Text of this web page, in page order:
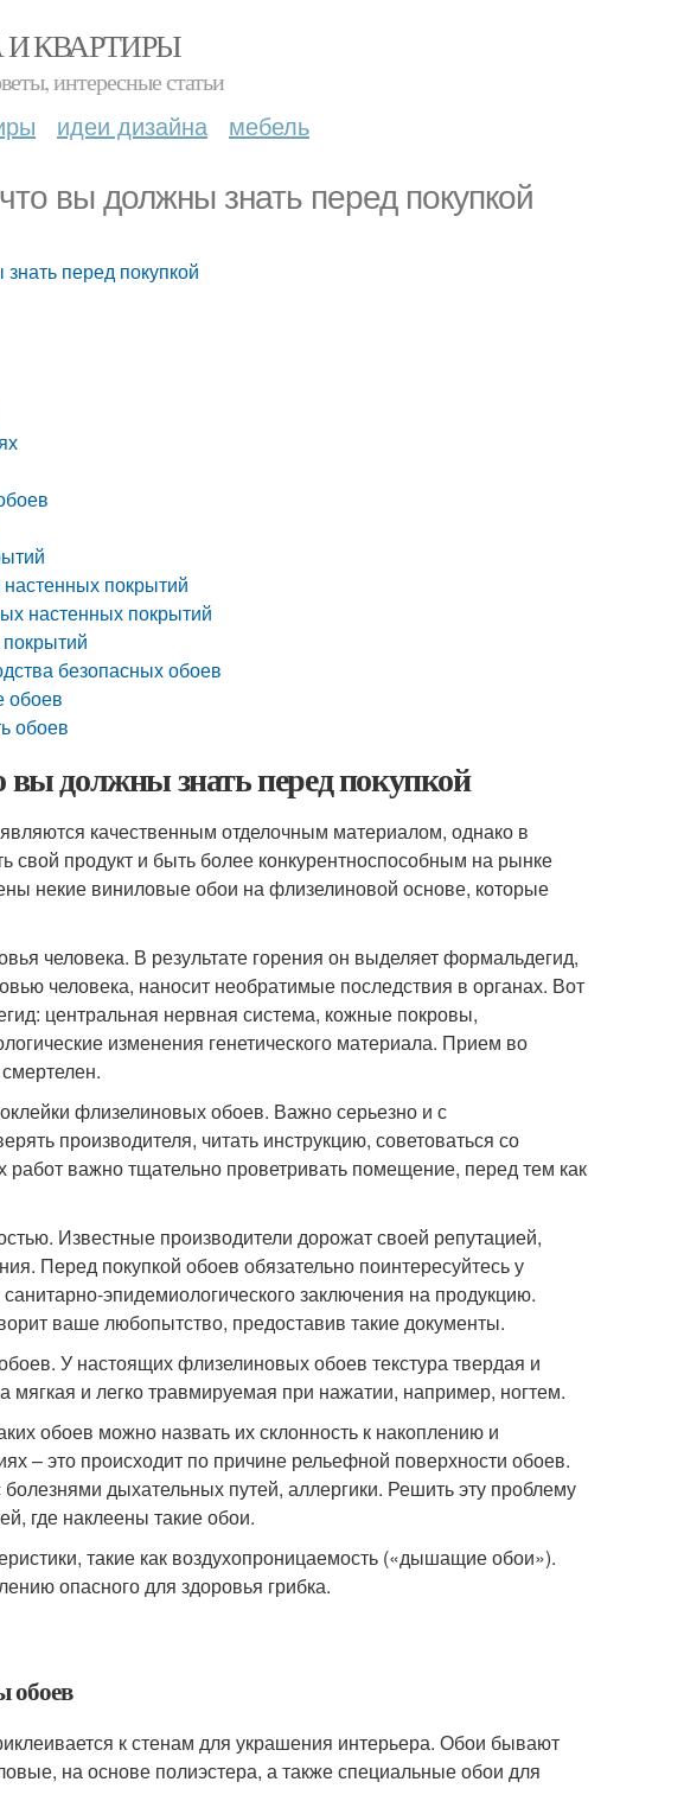
И КВАРТИРЫ
интересные статьи
идеи дизайна мебель
вы должны знать перед покупкой
перед покупкой
покрытий
настенных покрытий
безопасных обоев
обоев
обоев
должны знать перед покупкой
качественным отделочным материалом, однако в
продукт и быть более конкурентноспособным на рынке
некие виниловые обои на флизелиновой основе, которые
человека. В результате горения он выделяет формальдегид,
человека, наносит необратимые последствия в органах. Вот
центральная нервная система, кожные покровы,
изменения генетического материала. Прием во
флизелиновых обоев. Важно серьезно и с
производителя, читать инструкцию, советоваться со
важно тщательно проветривать помещение, перед тем как
Известные производители дорожат своей репутацией,
Перед покупкой обоев обязательно поинтересуйтесь у
эпидемиологического заключения на продукцию.
ваше любопытство, предоставив такие документы.
У настоящих флизелиновых обоев текстура твердая и
мягкая и легко травмируемая при нажатии, например, ногтем.
обоев можно назвать их склонность к накоплению и
– это происходит по причине рельефной поверхности обоев.
дыхательных путей, аллергики. Решить эту проблему
где наклеены такие обои.
такие как воздухопроницаемость («дышащие обои»).
опасного для здоровья грибка.
обоев
к стенам для украшения интерьера. Обои бывают
на основе полиэстера, а также специальные обои для